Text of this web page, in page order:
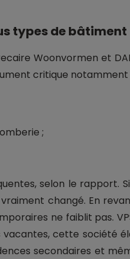
types de bâtiment
Woonvormen et
critique notamment
;
selon le rapport.
changé. En
ne faiblit pas.
vacantes, cette société
secondaires et